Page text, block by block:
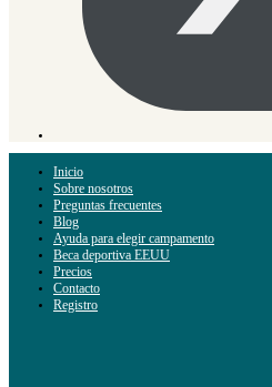
Inicio
Sobre nosotros
Preguntas frecuentes
Blog
Ayuda para elegir campamento
Beca deportiva EEUU
Precios
Contacto
Registro